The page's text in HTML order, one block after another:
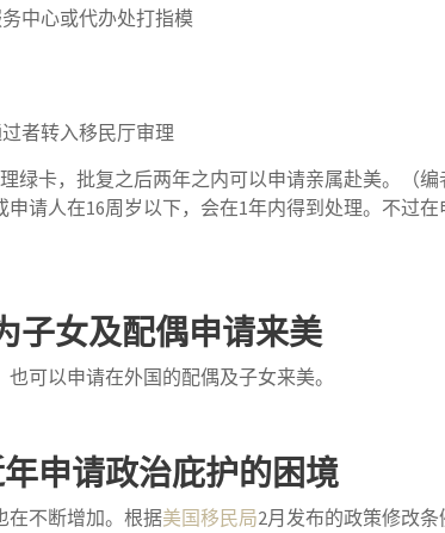
中心或代办处打指模
者转入移民厅审理
绿卡，批复之后两年之内可以申请亲属赴美。（
请人在16周岁以下，会在1年内得到处理。不过
子女及配偶申请来美
可以申请在外国的配偶及子女来美。
申请政治庇护的困境
在不断增加。根据美国移民局2月发布的政策修改条